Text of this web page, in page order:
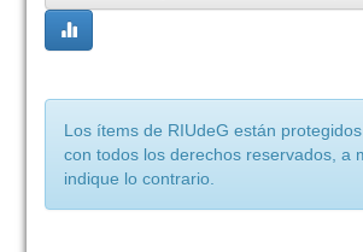
Los ítems de RIUdeG están
con todos los derechos reservados, a
indique lo contrario.